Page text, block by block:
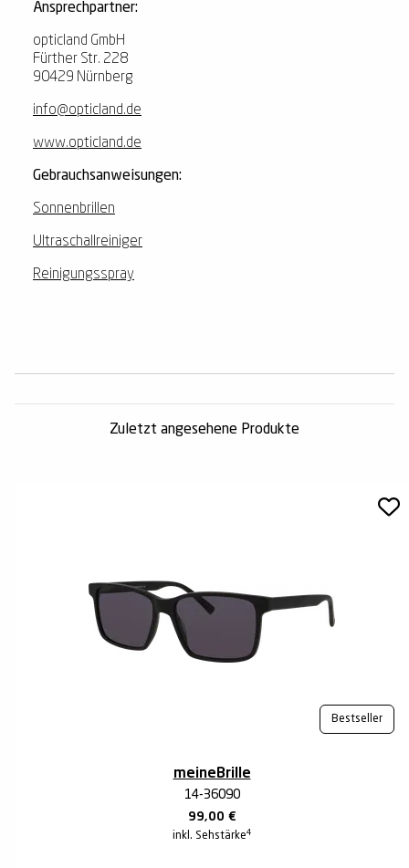
Ansprechpartner:
opticland GmbH
Fürther Str. 228
90429 Nürnberg
info@opticland.de
www.opticland.de
Gebrauchsanweisungen:
Sonnenbrillen
Ultraschallreiniger
Reinigungsspray
Zuletzt angesehene Produkte
Bestseller
meineBrille
14-36090
99,00 €
inkl. Sehstärke4